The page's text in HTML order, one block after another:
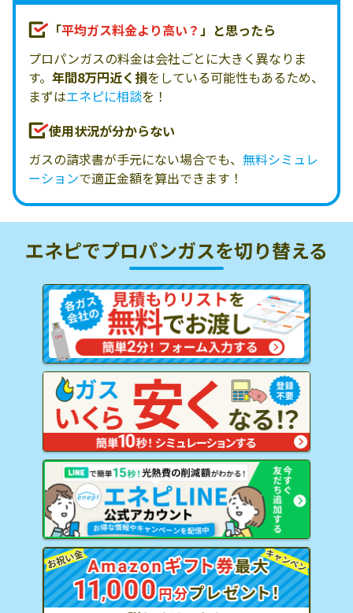
「平均ガス料金より高い？」と思ったら
プロパンガスの料金は会社ごとに大きく異なりま
す。 年間8万円近く損をしている可能性もあるため、
まずはエネピに相談を！
使用状況が分からない
ガスの請求書が手元にない場合でも、 無料シミュレ
ーションで適正金額を算出できます！
エネピでプロパンガスを切り替える